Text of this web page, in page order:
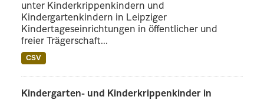
unter Kinderkrippenkindern und
Kindergartenkindern in Leipziger
Kindertageseinrichtungen in öffentlicher und
freier Trägerschaft...
CSV
Kindergarten- und Kinderkrippenkinder in